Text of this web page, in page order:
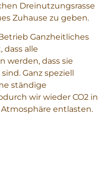
Dreinutzungsrasse
Zuhause zu geben.
Ganzheitliches
dass alle
werden, dass sie
Ganz speziell
ständige
wir wieder CO2 in
entlasten.